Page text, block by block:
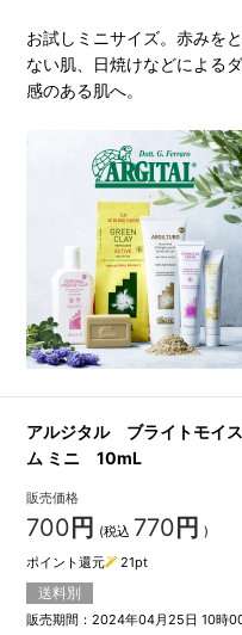
お試しミニサイズ。赤みを
ない肌、日焼けなどによる
感のある肌へ。
アルジタル ブライトモイ
ム ミニ 10mL
販売価格
700 円 (税込 770 円 )
ポイント還元
21pt
送料別
販売期間：2024年04月25日 10時